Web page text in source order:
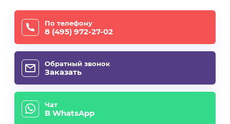
По телефону
8 (495) 972-27-02
Обратный звонок
Заказать
Чат
В WhatsApp